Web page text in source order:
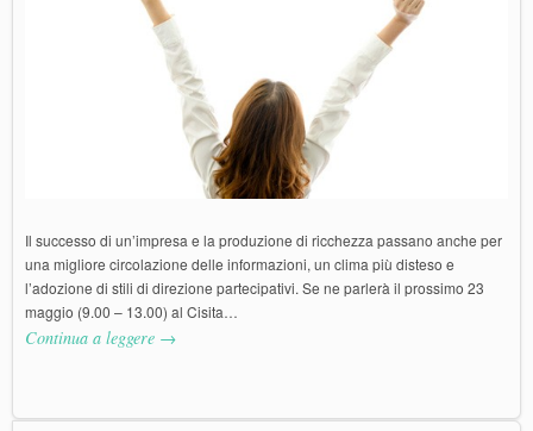
Il successo di un’impresa e la produzione di ricchezza passano anche per
una migliore circolazione delle informazioni, un clima più disteso e
l’adozione di stili di direzione partecipativi. Se ne parlerà il prossimo 23
maggio (9.00 – 13.00) al Cisita…
Continua a leggere →